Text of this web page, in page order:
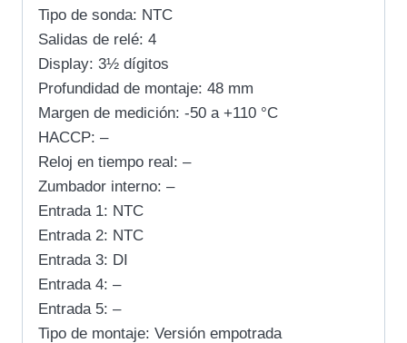
Tipo de sonda: NTC
Salidas de relé: 4
Display: 3½ dígitos
Profundidad de montaje: 48 mm
Margen de medición: -50 a +110 °C
HACCP: –
Reloj en tiempo real: –
Zumbador interno: –
Entrada 1: NTC
Entrada 2: NTC
Entrada 3: DI
Entrada 4: –
Entrada 5: –
Tipo de montaje: Versión empotrada